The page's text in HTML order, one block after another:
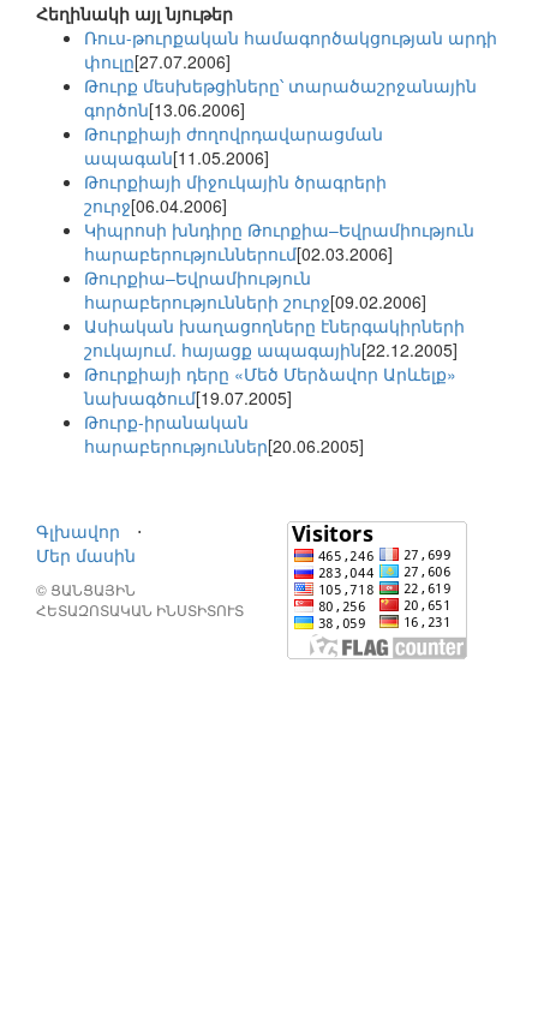
Հեղինակի այլ նյութեր
Ռուս-թուրքական համագործակցության արդի
փուլը[27.07.2006]
Թուրք մեսխեթցիները՝ տարածաշրջանային
գործոն[13.06.2006]
Թուրքիայի ժողովրդավարացման
ապագան[11.05.2006]
Թուրքիայի միջուկային ծրագրերի
շուրջ[06.04.2006]
Կիպրոսի խնդիրը Թուրքիա–Եվրամիություն
հարաբերություններում[02.03.2006]
Թուրքիա–Եվրամիություն
հարաբերությունների շուրջ[09.02.2006]
Ասիական խաղացողները էներգակիրների
շուկայում. հայացք ապագային[22.12.2005]
Թուրքիայի դերը «Մեծ Մերձավոր Արևելք»
նախագծում[19.07.2005]
Թուրք-իրանական
հարաբերություններ[20.06.2005]
Գլխավոր
⋅
Մեր մասին
© ՑԱՆՑԱՅԻՆ
ՀԵՏԱԶՈՏԱԿԱՆ ԻՆՍՏԻՏՈՒՏ